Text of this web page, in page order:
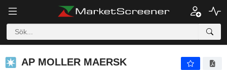
AP MOLLER MAERSK
AP MOLLER MAERSK